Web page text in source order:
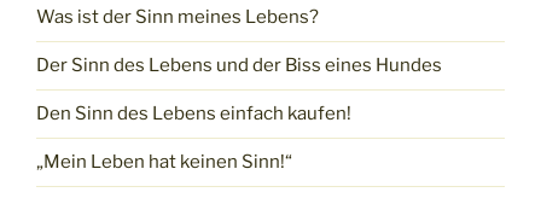
Was ist der Sinn meines Lebens?
Der Sinn des Lebens und der Biss eines Hundes
Den Sinn des Lebens einfach kaufen!
„Mein Leben hat keinen Sinn!“